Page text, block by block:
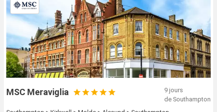
MSC Meraviglia
9 jours
de Southampton